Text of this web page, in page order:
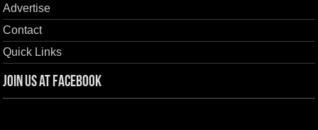
Advertise
Contact
Quick Links
Join us at Facebook